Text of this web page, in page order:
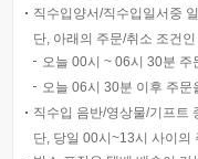
직수입양서/직수입일서중
단, 아래의 주문/취소 조건
오늘 00시 ~ 06시 30분
오늘 06시 30분 이후 주
직수입 음반/영상물/기프트
단, 당일 00시~13시 사이의